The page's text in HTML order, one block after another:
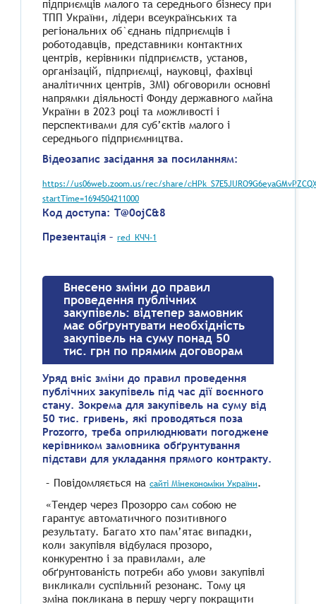
підприємців малого та середнього бізнесу при
ТПП України, лідери всеукраїнських та
регіональних об`єднань підприємців і
роботодавців, представники контактних
центрів, керівники підприємств, установ,
організацій, підприємці, науковці, фахівці
аналітичних центрів, ЗМІ) обговорили основні
напрямки діяльності Фонду державного майна
України в 2023 році та можливості і
перспективами для суб’єктів малого і
середнього підприємництва.
Відеозапис засідання за посиланням:
https://us06web.zoom.us/rec/share/
startTime=1694504211000
Код доступа: T@0ojC&8
Презентація – red_КЧЧ-1
Внесено зміни до правил
проведення публічних
закупівель: відтепер замовник
має обґрунтувати необхідність
закупівель на суму понад 50
тис. грн по прямим договорам
Уряд вніс зміни до правил проведення
публічних закупівель під час дії воєнного
стану. Зокрема для закупівель на суму від
50 тис. гривень, які проводяться поза
Prozorro, треба оприлюднювати погоджене
керівником замовника обґрунтування
підстави для укладання прямого контракту.
– Повідомляється на сайті Мінекономіки України.
«Тендер через Прозорро сам собою не
гарантує автоматичного позитивного
результату. Багато хто пам’ятає випадки,
коли закупівля відбулася прозоро,
конкурентно і за правилами, але
обґрунтованість потреби або умови закупівлі
викликали суспільний резонанс. Тому ця
зміна покликана в першу чергу покращити